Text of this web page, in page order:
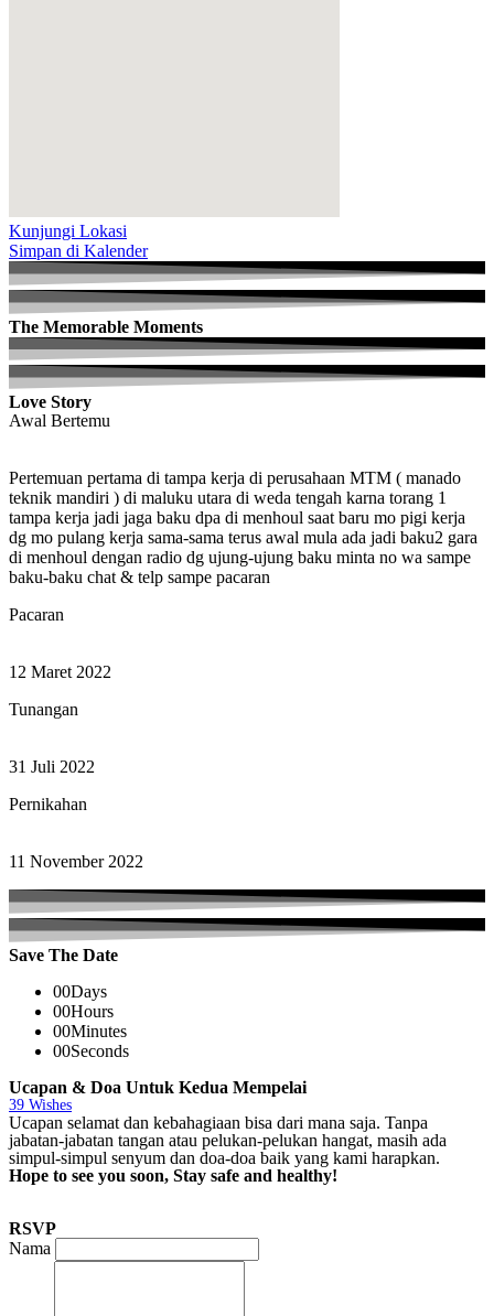
Kunjungi Lokasi
Simpan di Kalender
The Memorable Moments
Love Story
Awal Bertemu
Pertemuan pertama di tampa kerja di perusahaan MTM ( manado
teknik mandiri ) di maluku utara di weda tengah karna torang 1
tampa kerja jadi jaga baku dpa di menhoul saat baru mo pigi kerja
dg mo pulang kerja sama-sama terus awal mula ada jadi baku2 gara
di menhoul dengan radio dg ujung-ujung baku minta no wa sampe
baku-baku chat & telp sampe pacaran
Pacaran
12 Maret 2022
Tunangan
31 Juli 2022
Pernikahan
11 November 2022
Save The Date
00Days
00Hours
00Minutes
00Seconds
Ucapan & Doa Untuk Kedua Mempelai
39 Wishes
Ucapan selamat dan kebahagiaan bisa dari mana saja. Tanpa
jabatan-jabatan tangan atau pelukan-pelukan hangat, masih ada
simpul-simpul senyum dan doa-doa baik yang kami harapkan.
Hope to see you soon, Stay safe and healthy!
RSVP
Nama